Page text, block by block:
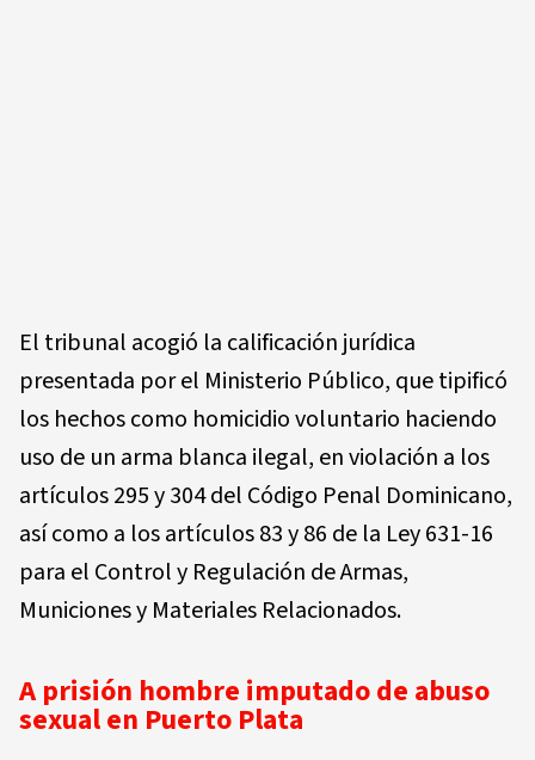
El tribunal acogió la calificación jurídica
presentada por el Ministerio Público, que tipificó
los hechos como homicidio voluntario haciendo
uso de un arma blanca ilegal, en violación a los
artículos 295 y 304 del Código Penal Dominicano,
así como a los artículos 83 y 86 de la Ley 631-16
para el Control y Regulación de Armas,
Municiones y Materiales Relacionados.
A prisión hombre imputado de abuso
sexual en Puerto Plata